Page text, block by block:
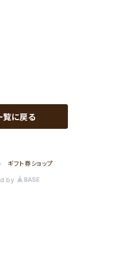
覧に戻る
ギフト券ショップ
by